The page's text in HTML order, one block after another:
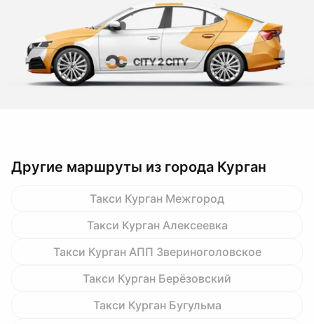
Другие маршруты из города Курган
Такси Курган Межгород
Такси Курган Алексеевка
Такси Курган АПП Звериноголовское
Такси Курган Берёзовский
Такси Курган Бугульма